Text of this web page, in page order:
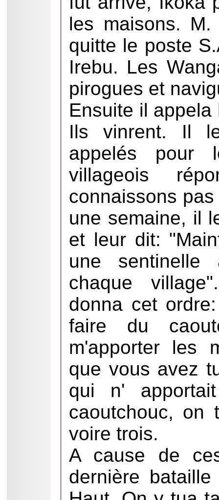
les maisons. M.
quitte le poste
Irebu. Les
pirogues et
Ensuite il
Ils vinrent. Il
appelés pour
villageois
connaissons
une semaine, il
et leur dit:
une
chaque
donna cet
faire du
m'apporter les
que vous avez
qui n'
caoutchouc, on
voire trois.
A cause de
dernière